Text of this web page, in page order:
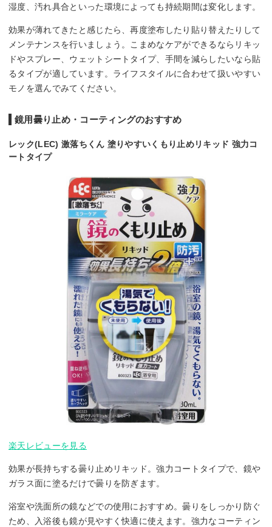
湿度、汚れ具合といった環境によっても持続期間は変化します。
効果が薄れてきたと感じたら、再度塗布したり貼り替えたりして
メンテナンスを行いましょう。こまめなケアができるならリキッ
ドやスプレー、ウェットシートタイプ、手間を減らしたいなら貼
るタイプが適しています。ライフスタイルに合わせて扱いやすい
モノを選んでみてください。
鏡用曇り止め・コーティングのおすすめ
レック(LEC) 激落ちくん 塗りやすいくもり止めリキッド 強力コ
ートタイプ
楽天レビューを見る
効果が長持ちする曇り止めリキッド。強力コートタイプで、鏡や
ガラス面に塗るだけで曇りを防ぎます。
浴室や洗面所の鏡などでの使用におすすめ。曇りをしっかり防ぐ
ため、入浴後も鏡が見やすく快適に使えます。強力なコーティン